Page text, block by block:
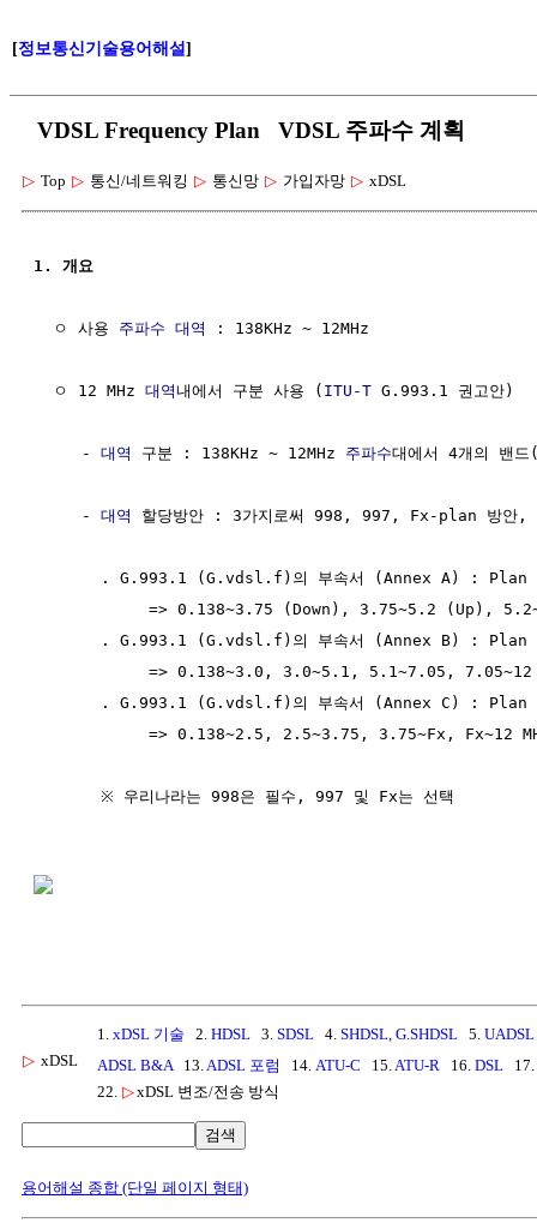
[정보통신기술용어해설]
VDSL Frequency Plan VDSL 주파수 계획
▷ Top ▷ 통신/네트워킹 ▷ 통신망 ▷ 가입자망 ▷ xDSL
1. 개요
  ㅇ 사용
주파수 대역 : 138KHz ~ 12MHz
  ㅇ 12 MHz
대역내에서 구분 사용 ( ITU-T G.993.1 권고안)
     -
대역 구분 : 138KHz ~ 12MHz 주파수대에서 4개의 밴
     -
대역 할당방안 : 3가지로써 998, 997, Fx-plan 방안,
. G.993.1 (G.vdsl.f)의 부속서 (Annex A) : Plan
=> 0.138~3.75 (Down), 3.75~5.2 (Up),
. G.993.1 (G.vdsl.f)의 부속서 (Annex B) : Plan
=> 0.138~3.0, 3.0~5.1, 5.1~7.05, 7.05~12
. G.993.1 (G.vdsl.f)의 부속서 (Annex C) : Plan
=> 0.138~2.5, 2.5~3.75, 3.75~Fx, Fx~12
       ※ 우리나라는 998은 필수, 997 및 Fx는 선택
▷ xDSL
1. xDSL 기술 2. HDSL 3. SDSL 4. SHDSL, G.SHDSL 5. UADSL
ADSL B&A 13. ADSL 포럼 14. ATU-C 15. ATU-R 16. DSL 17.
22. ▷xDSL 변조/전송 방식
검색
용어해설 종합 (단일 페이지 형태)